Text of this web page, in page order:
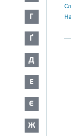
Г
Ґ
Д
Е
Є
Ж